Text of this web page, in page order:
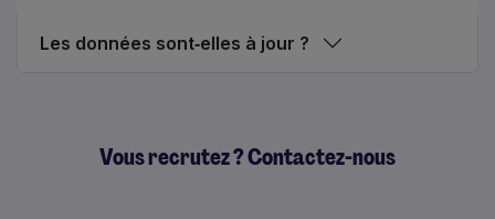
Les données sont‑elles à jour ?
Vous recrutez ? Contactez-nous